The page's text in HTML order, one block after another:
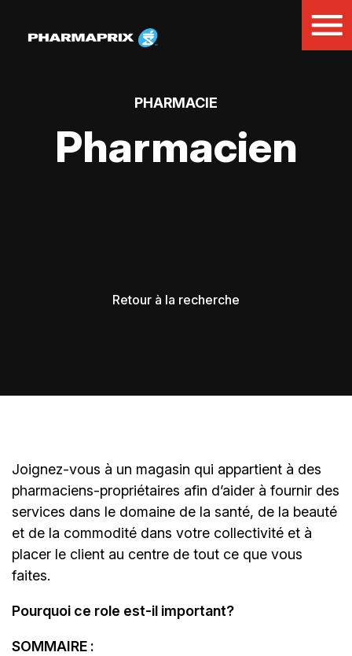
PHARMACIE
Pharmacien
Retour à la recherche
Joignez-vous à un magasin qui appartient à des
pharmaciens-propriétaires afin d’aider à fournir des
services dans le domaine de la santé, de la beauté
et de la commodité dans votre collectivité et à
placer le client au centre de tout ce que vous
faites.
Pourquoi ce role est-il important?
SOMMAIRE :